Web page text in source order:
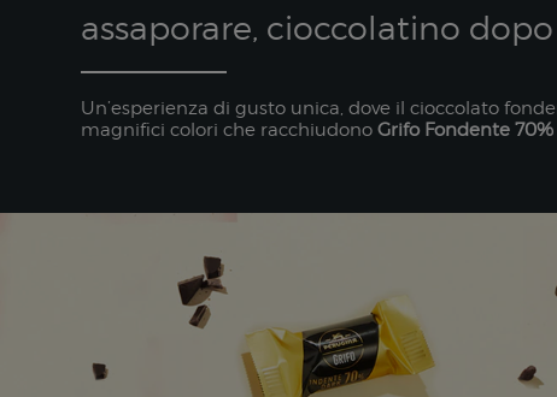
assaporare, cioccolatino
Un’esperienza di gusto unica, dove il cioccolato
magnifici colori che racchiudonoGrifo Fondente